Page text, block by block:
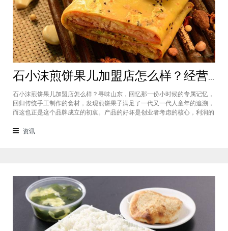
石小沫煎饼果儿加盟店怎么样？经营煎饼果子店利润如何
石小沫煎饼果儿加盟店怎么样？寻味山东，回忆那一份小时候的专属记忆，
回归传统手工制作的食材，发现煎饼果子满足了一代又一代人童年的追溯，
而这也正是这个品牌成立的初衷。产品的好坏是创业者考虑的核心，利润的
儿加盟怎么样？适不适合加盟？能赚钱吗？下面小编将为大家解答这些问
资讯